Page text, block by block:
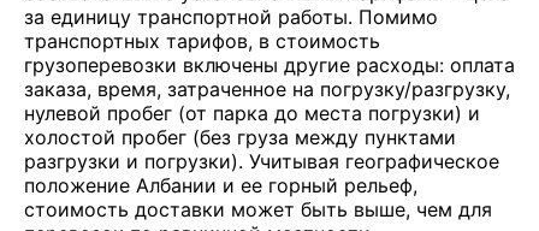
за единицу транспортной работы. Помимо
транспортных тарифов, в стоимость
грузоперевозки включены другие расходы: оплата
заказа, время, затраченное на погрузку/разгрузку,
нулевой пробег (от парка до места погрузки) и
холостой пробег (без груза между пунктами
разгрузки и погрузки). Учитывая географическое
положение Албании и ее горный рельеф,
стоимость доставки может быть выше, чем для